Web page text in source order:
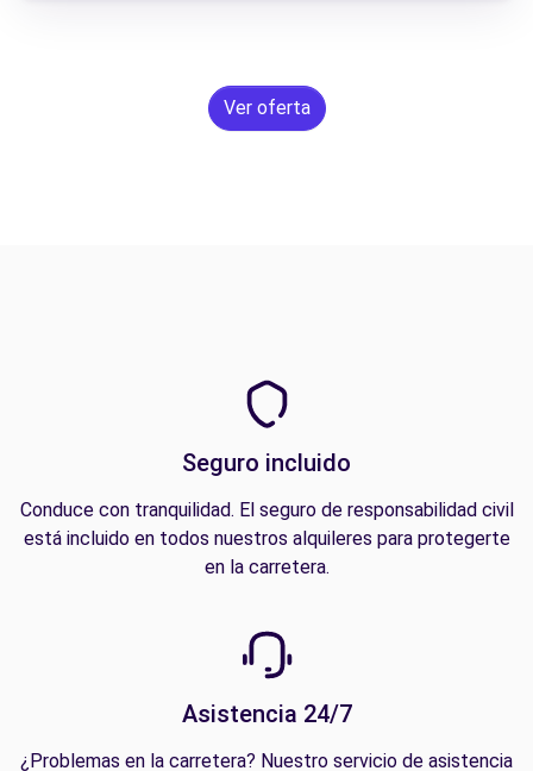
Ver oferta
Seguro incluido
Conduce con tranquilidad. El seguro de responsabilidad civil
está incluido en todos nuestros alquileres para protegerte
en la carretera.
Asistencia 24/7
¿Problemas en la carretera? Nuestro servicio de asistencia